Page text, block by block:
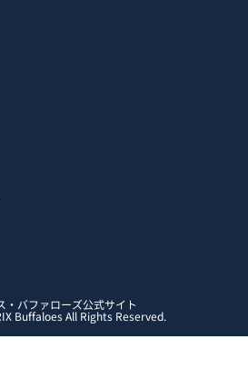
・バファローズ公式サイト
Buffaloes All Rights Reserved.